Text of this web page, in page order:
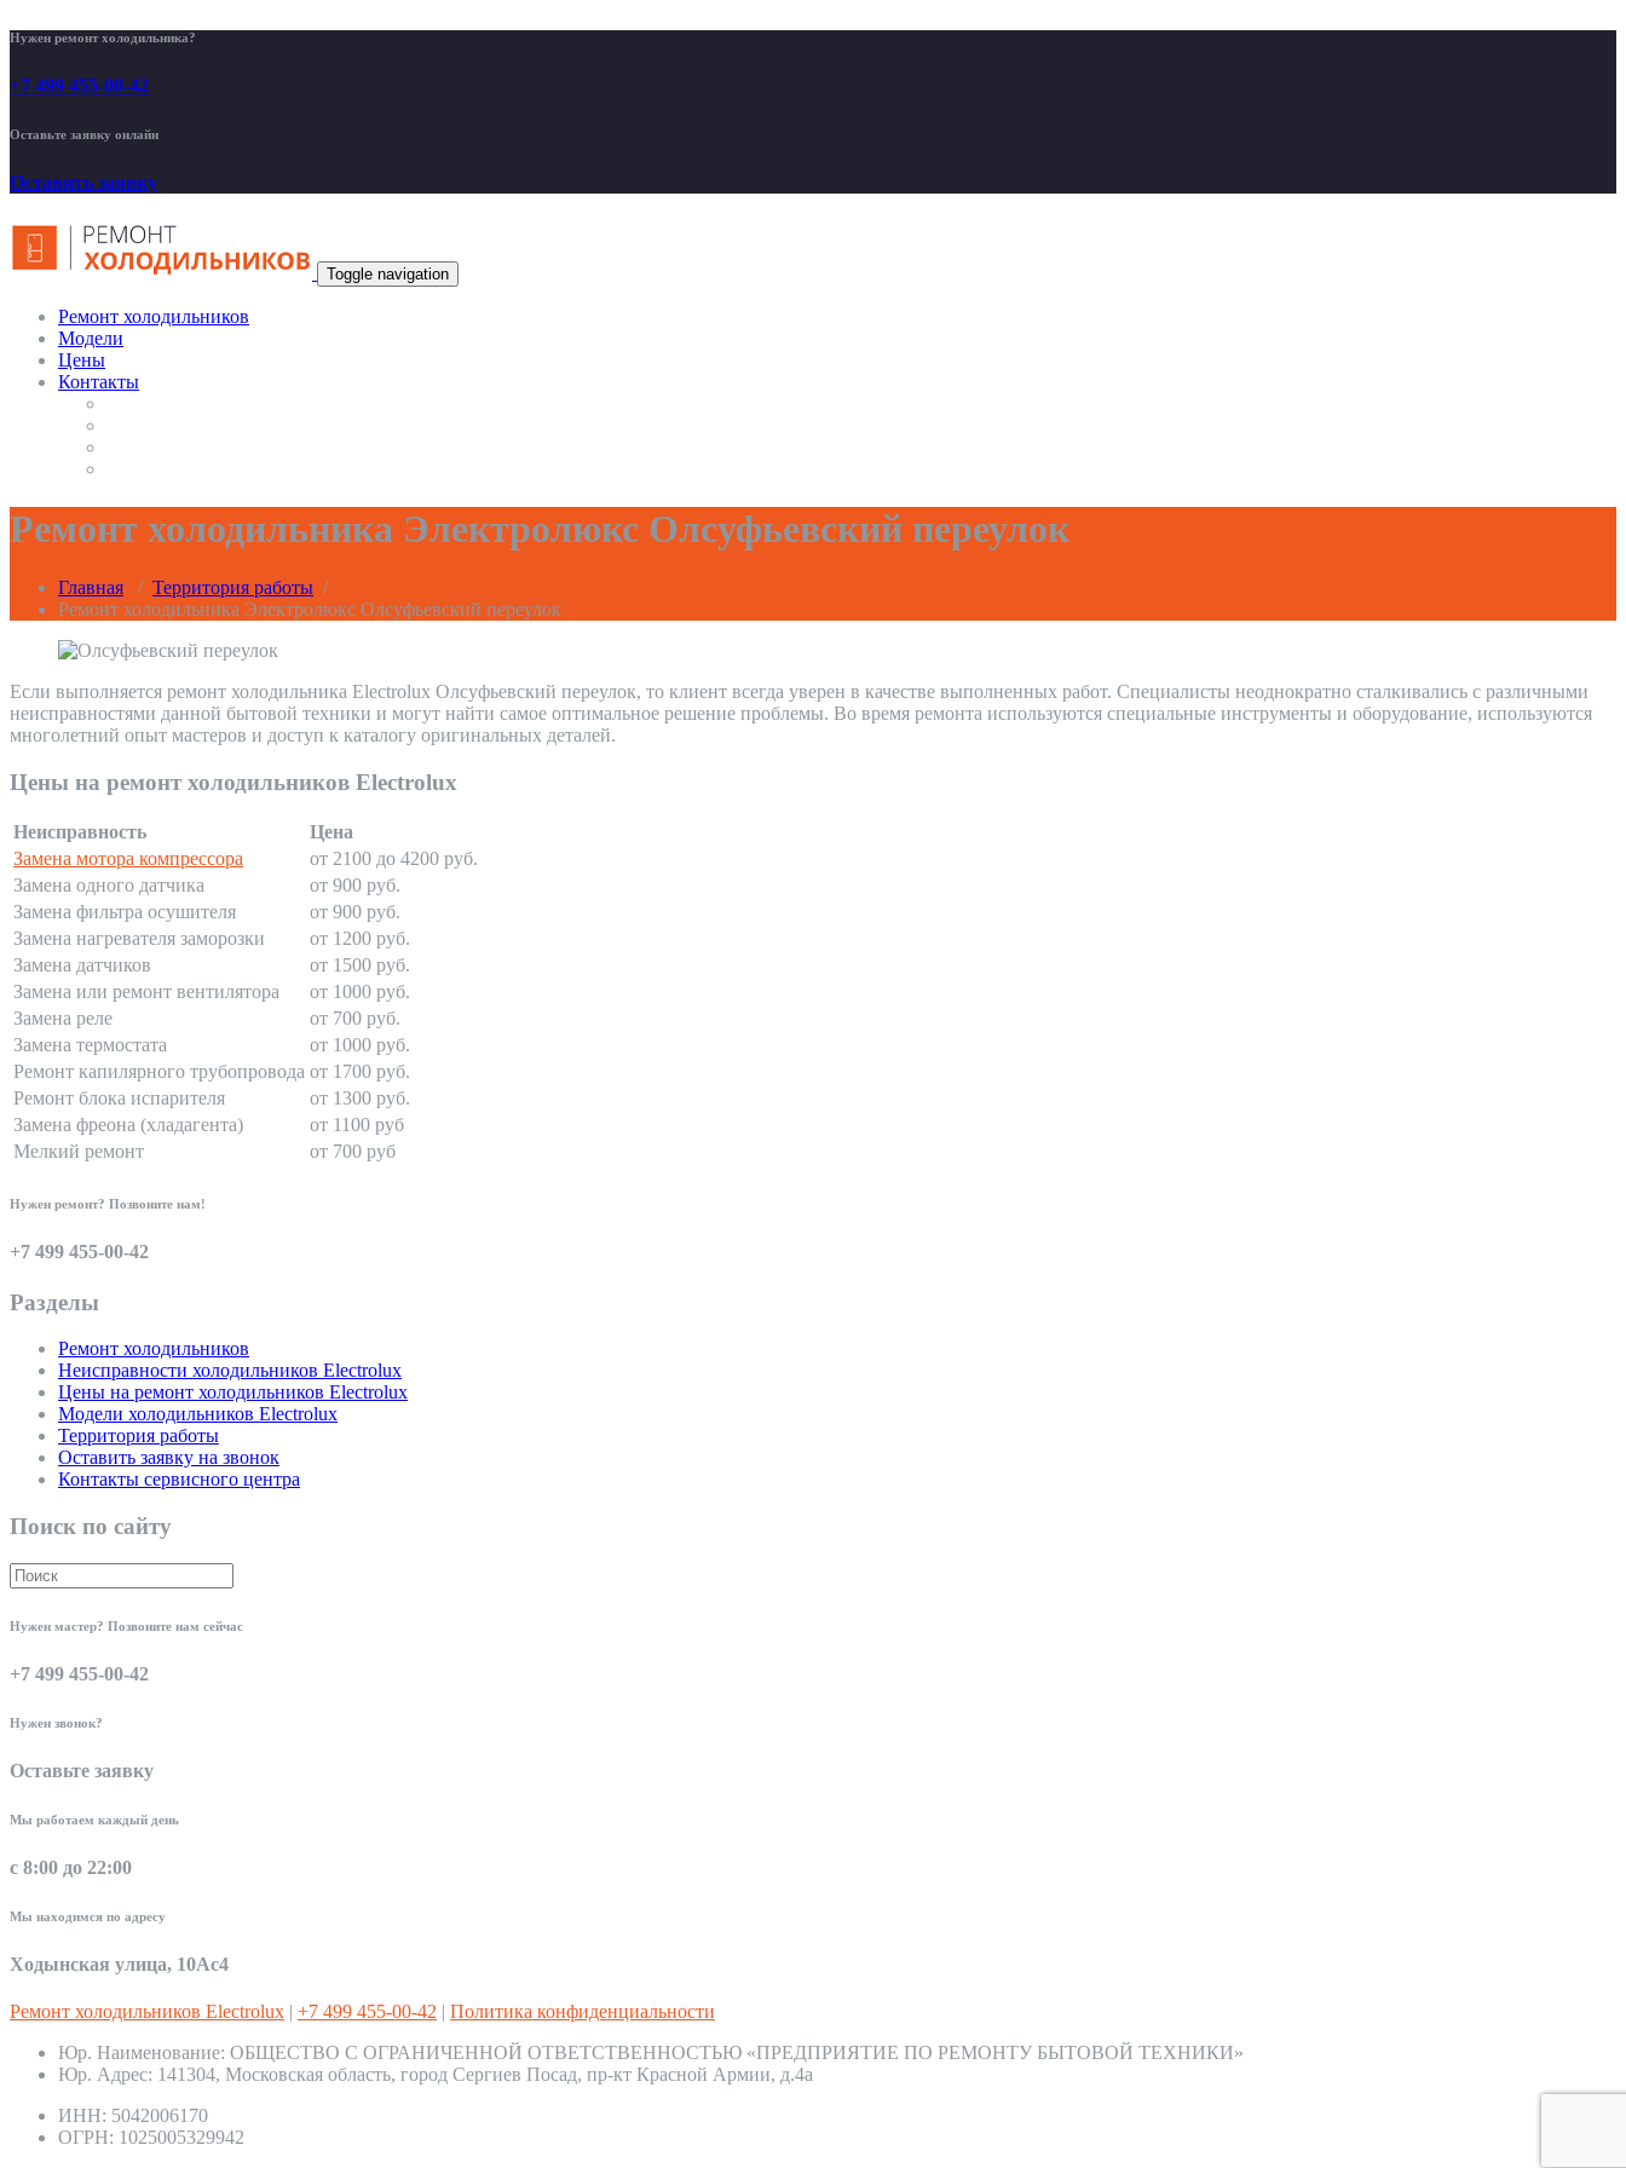
Нужен ремонт холодильника?
+7 499 455-00-42
Оставьте заявку онлайн
Оставить заявку
Toggle navigation
Ремонт холодильников
Модели
Цены
Контакты
Ремонт холодильника Электролюкс Олсуфьевский переулок
Главная / Территория работы /
Ремонт холодильника Электролюкс Олсуфьевский переулок
Если выполняется ремонт холодильника Electrolux Олсуфьевский переулок, то клиент всегда уверен в качестве выполненных работ. Специалисты неоднократно сталкивались с различными
неисправностями данной бытовой техники и могут найти самое оптимальное решение проблемы. Во время ремонта используются специальные инструменты и оборудование, используются
многолетний опыт мастеров и доступ к каталогу оригинальных деталей.
Цены на ремонт холодильников Electrolux
Неисправность
Цена
Замена мотора компрессора
от 2100 до 4200 руб.
Замена одного датчика
от 900 руб.
Замена фильтра осушителя
от 900 руб.
Замена нагревателя заморозки
от 1200 руб.
Замена датчиков
от 1500 руб.
Замена или ремонт вентилятора
от 1000 руб.
Замена реле
от 700 руб.
Замена термостата
от 1000 руб.
Ремонт капилярного трубопровода от 1700 руб.
Ремонт блока испарителя
от 1300 руб.
Замена фреона (хладагента)
от 1100 руб
Мелкий ремонт
от 700 руб
Нужен ремонт? Позвоните нам!
+7 499 455-00-42
Разделы
Ремонт холодильников
Неисправности холодильников Electrolux
Цены на ремонт холодильников Electrolux
Модели холодильников Electrolux
Территория работы
Оставить заявку на звонок
Контакты сервисного центра
Поиск по сайту
Нужен мастер? Позвоните нам сейчас
+7 499 455-00-42
Нужен звонок?
Оставьте заявку
Мы работаем каждый день
с 8:00 до 22:00
Мы находимся по адресу
Ходынская улица, 10Ас4
Ремонт холодильников Electrolux | +7 499 455-00-42 | Политика конфиденциальности
Юр. Наименование: ОБЩЕСТВО С ОГРАНИЧЕННОЙ ОТВЕТСТВЕННОСТЬЮ «ПРЕДПРИЯТИЕ ПО РЕМОНТУ БЫТОВОЙ ТЕХНИКИ»
Юр. Адрес: 141304, Московская область, город Сергиев Посад, пр-кт Красной Армии, д.4а
ИНН: 5042006170
ОГРН: 1025005329942